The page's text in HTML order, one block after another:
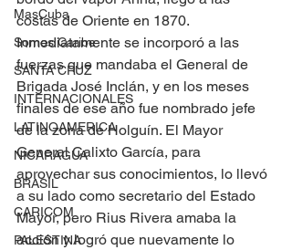
MasCuba
Somos Caribe
SANTA CRUZ
INTERNACIONALES
LATINOAMERICA
NICARAGUA
BRASIL
CARICOM
PALESTINA
costas de Oriente en 1870.
Inmediatamente se incorporó a las
fuerzas que mandaba el General de
Brigada José Inclán, y en los meses
finales de ese año fue nombrado jefe
de la zona de Holguín. El Mayor
General Calixto García, para
aprovechar sus conocimientos, lo llevó
a su lado como secretario del Estado
Mayor, pero Rius Rivera amaba la
acción y logró que nuevamente lo